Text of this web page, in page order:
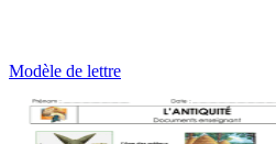
Modèle de lettre